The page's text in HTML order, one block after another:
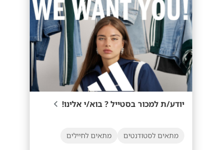
יודע/ת למכור בסטייל ? בוא/י אלינו!
מתאים לסטודנטים מתאים לחיילים